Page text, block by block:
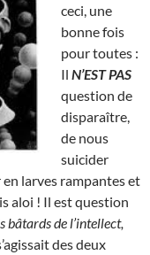
ceci, une
bonne fois
pour toutes :
Il N’EST PAS
question de
disparaître,
de nous
suicider
larves rampantes et
aloi ! Il est question
bâtards de l’intellect,
des deux